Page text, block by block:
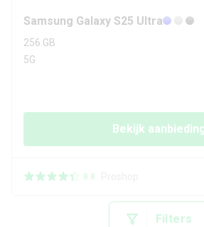
Filters
Samsung Galaxy S25 Ultra
256 GB
5G
Bekijk
8.8